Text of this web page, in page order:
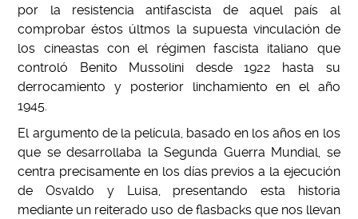
por la resistencia antifascista de aquel país al
comprobar éstos últmos la supuesta vinculación de
los cineastas con el régimen fascista italiano que
controló Benito Mussolini desde 1922 hasta su
derrocamiento y posterior linchamiento en el año
1945.
El argumento de la película, basado en los años en los
que se desarrollaba la Segunda Guerra Mundial, se
centra precisamente en los días previos a la ejecución
de Osvaldo y Luisa, presentando esta historia
mediante un reiterado uso de flasbacks que nos llevan